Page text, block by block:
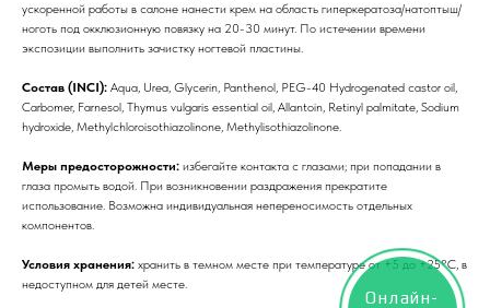
ускоренной работы в салоне нанести крем на область гиперкератоза/натоптыш/
ноготь под окклюзионную повязку на 20-30 минут. По истечении времени
экспозиции выполнить зачистку ногтевой пластины.
Состав (INCI): Aqua, Urea, Glycerin, Panthenol, PEG-40 Hydrogenated castor oil,
Carbomer, Farnesol, Thymus vulgaris essential oil, Allantoin, Retinyl palmitate, Sodium
hydroxide, Methylchloroisothiazolinone, Methylisothiazolinone.
Меры предосторожности: избегайте контакта с глазами; при попадании в
глаза промыть водой. При возникновении раздражения прекратите
использование. Возможна индивидуальная непереносимость отдельных
компонентов.
Условия хранения: хранить в темном месте при температуре от +5 до +25°С, в
недоступном для детей месте.
Онлайн-